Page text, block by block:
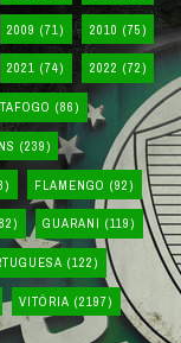
2009 (71) 2010 (75)
2021 (74) 2022 (72)
(86)
(239)
FLAMENGO (92)
GUARANI (119)
(122)
VITÓRIA (2197)